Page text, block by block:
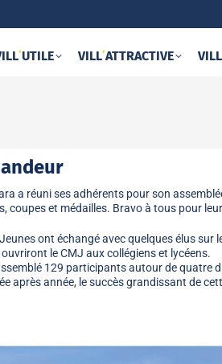
‘UTILE VILL‘ATTRACTIVE VILL
a réuni ses adhérents pour son
coupes et médailles. Bravo à tous pour
ont échangé avec quelques élus sur
le CMJ aux collégiens et lycéens.
129 participants autour de quatre
après année, le succès grandissant de